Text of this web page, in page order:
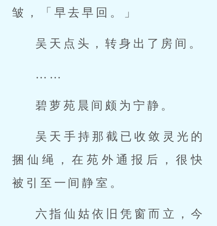
皱，「早去早回。」
吴天点头，转身出了房间。
……
碧萝苑晨间颇为宁静。
吴天手持那截已收敛灵光的
捆仙绳，在苑外通报后，很快
被引至一间静室。
六指仙姑依旧凭窗而立，今